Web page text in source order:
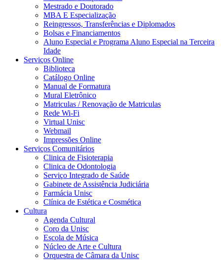
Mestrado e Doutorado
MBA E Especialização
Reingressos, Transferências e Diplomados
Bolsas e Financiamentos
Aluno Especial e Programa Aluno Especial na Terceira
Idade
Serviços Online
Biblioteca
Catálogo Online
Manual de Formatura
Mural Eletrônico
Matriculas / Renovação de Matriculas
Rede Wi-Fi
Virtual Unisc
Webmail
Impressões Online
Serviços Comunitários
Clinica de Fisioterapia
Clinica de Odontologia
Serviço Integrado de Saúde
Gabinete de Assistência Judiciária
Farmácia Unisc
Clínica de Estética e Cosmética
Cultura
Agenda Cultural
Coro da Unisc
Escola de Música
Núcleo de Arte e Cultura
Orquestra de Câmara da Unisc